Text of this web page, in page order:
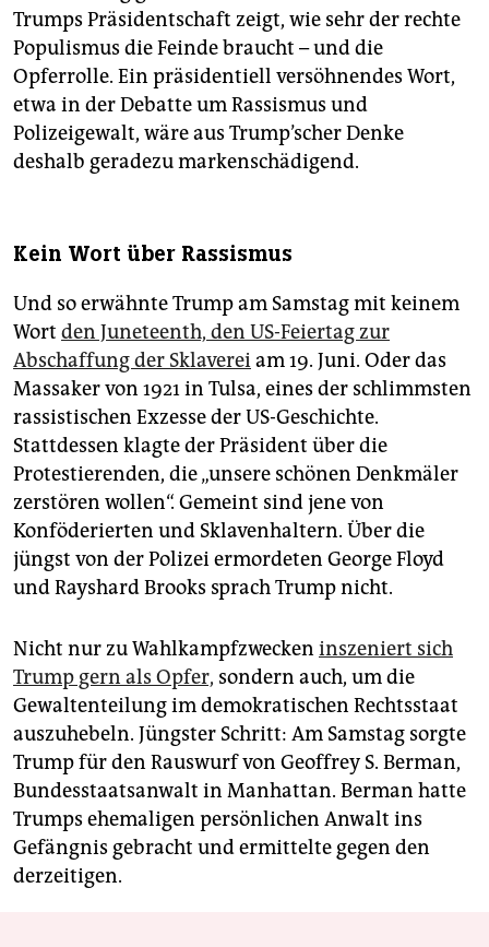
Trumps Präsidentschaft zeigt, wie sehr der rechte
Populismus die Feinde braucht – und die
Opferrolle. Ein präsidentiell versöhnendes Wort,
etwa in der Debatte um Rassismus und
Polizeigewalt, wäre aus Trump’scher Denke
deshalb geradezu markenschädigend.
Kein Wort über Rassismus
Und so erwähnte Trump am Samstag mit keinem
Wort den Juneteenth, den US-Feiertag zur
Abschaffung der Sklavereiam 19. Juni. Oder das
Massaker von 1921 in Tulsa, eines der schlimmsten
rassistischen Exzesse der US-Geschichte.
Stattdessen klagte der Präsident über die
Protestierenden, die „unsere schönen Denkmäler
zerstören wollen“. Gemeint sind jene von
Konföderierten und Sklavenhaltern. Über die
jüngst von der Polizei ermordeten George Floyd
und Rayshard Brooks sprach Trump nicht.
Nicht nur zu Wahlkampfzwecken inszeniert sich
Trump gern als Opfer, sondern auch, um die
Gewaltenteilung im demokratischen Rechtsstaat
auszuhebeln. Jüngster Schritt: Am Samstag sorgte
Trump für den Rauswurf von Geoffrey S. Berman,
Bundesstaatsanwalt in Manhattan. Berman hatte
Trumps ehemaligen persönlichen Anwalt ins
Gefängnis gebracht und ermittelte gegen den
derzeitigen.